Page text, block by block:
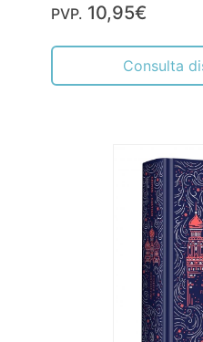
PVP. 10,95€
Consulta